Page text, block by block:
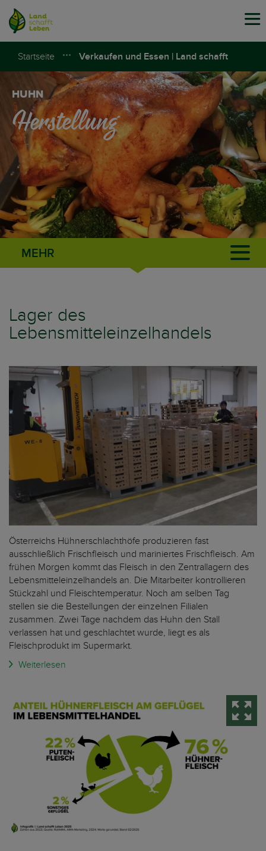
Startseite Verkaufen und Essen | Land schafft
HUHN
Herstellung
MEHR
Lager des
Lebensmitteleinzelhandels
Österreichs Hühnerschlachthöfe produzieren fast
ausschließlich Frischfleisch und mariniertes Frischfleisch. Am
frühen Morgen kommt das Fleisch in den Zentrallagern des
Lebensmitteleinzelhandels an. Die Mitarbeiter kontrollieren
Stückzahl und Fleischtemperatur. Noch am selben Tag
stellen sie die Bestellungen der einzelnen Filialen
zusammen. Zwei Tage nachdem das Huhn den Stall
verlassen hat und geschlachtet wurde, liegt es als
Fleischprodukt im Supermarkt.
Weiterlesen